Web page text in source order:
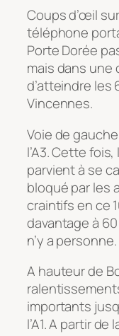
Coups d’œil
téléphone
Porte Dorée
mais dans une
d’atteindre les
Vincennes.
Voie de
l’A3. Cette
parvient à se
bloqué par les
craintifs en ce
davantage à
n’y a personne.
A hauteur de
importants
l’A1. A partir